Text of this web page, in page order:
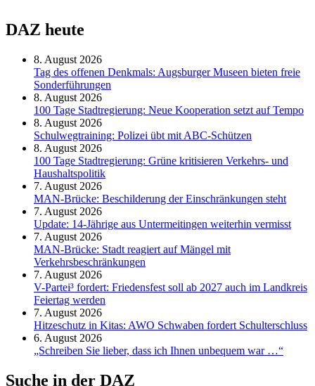
DAZ heute
8. August 2026
Tag des offenen Denkmals: Augsburger Museen bieten freie
Sonderführungen
8. August 2026
100 Tage Stadtregierung: Neue Kooperation setzt auf Tempo
8. August 2026
Schul­weg­trai­ning: Poli­zei übt mit ABC-Schüt­zen
8. August 2026
100 Tage Stadtregierung: Grüne kritisieren Verkehrs- und
Haushaltspolitik
7. August 2026
MAN-Brücke: Beschilderung der Einschränkungen steht
7. August 2026
Update: 14-Jährige aus Untermeitingen weiterhin vermisst
7. August 2026
MAN-Brücke: Stadt reagiert auf Mängel mit
Verkehrsbeschränkungen
7. August 2026
V-Partei­³ fordert: Friedens­fest soll ab 2027 auch im Land­kreis
Feier­tag werden
7. August 2026
Hitzeschutz in Kitas: AWO Schwaben fordert Schulterschluss
6. August 2026
„Schreiben Sie lieber, dass ich Ihnen unbequem war …“
Suche in der DAZ